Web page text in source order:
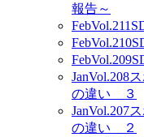
報告～
FebVol.211
FebVol.210
FebVol.209
JanVol.208
の違い ３
JanVol.207
の違い ２